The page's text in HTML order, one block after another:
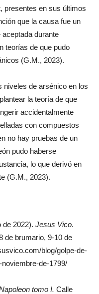
presentes en sus últimos
que la causa fue un
durante
teorías de que pudo
(G.M., 2023).
niveles de arsénico en los
la teoría de que
accidentalmente
con compuestos
no hay pruebas de un
pudo haberse
lo que derivó en
(G.M., 2023).
de 2022). Jesus Vico.
de brumario, 9-10 de
blog/golpe-de-
de-1799/
tomo I. Calle